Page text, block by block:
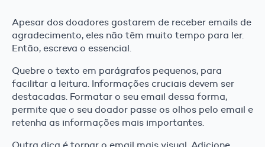
Apesar dos doadores gostarem de receber emails de
agradecimento, eles não têm muito tempo para ler.
Então, escreva o essencial.
Quebre o texto em parágrafos pequenos, para
facilitar a leitura. Informações cruciais devem ser
destacadas. Formatar o seu email dessa forma,
permite que o seu doador passe os olhos pelo email e
retenha as informações mais importantes.